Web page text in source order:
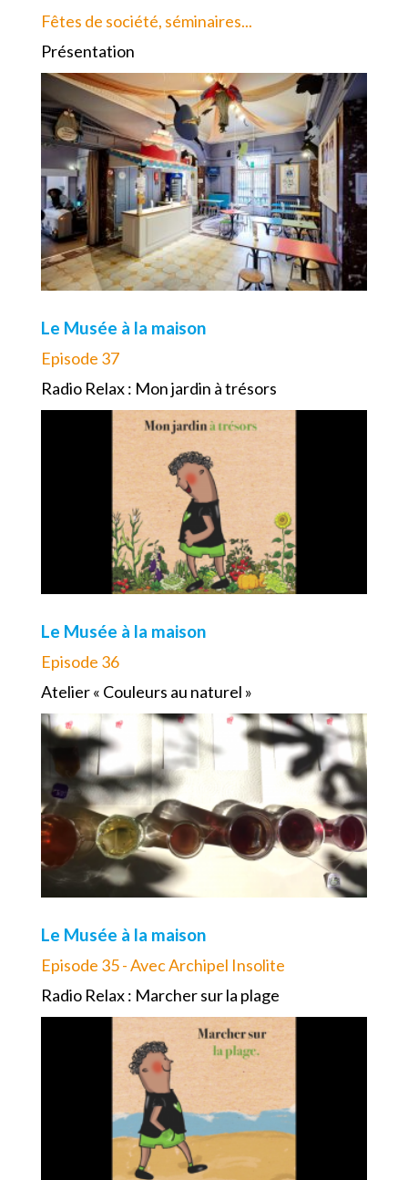
Fêtes de société, séminaires...
Présentation
Le Musée à la maison
Episode 37
Radio Relax : Mon jardin à trésors
Le Musée à la maison
Episode 36
Atelier « Couleurs au naturel »
Le Musée à la maison
Episode 35 - Avec Archipel Insolite
Radio Relax : Marcher sur la plage